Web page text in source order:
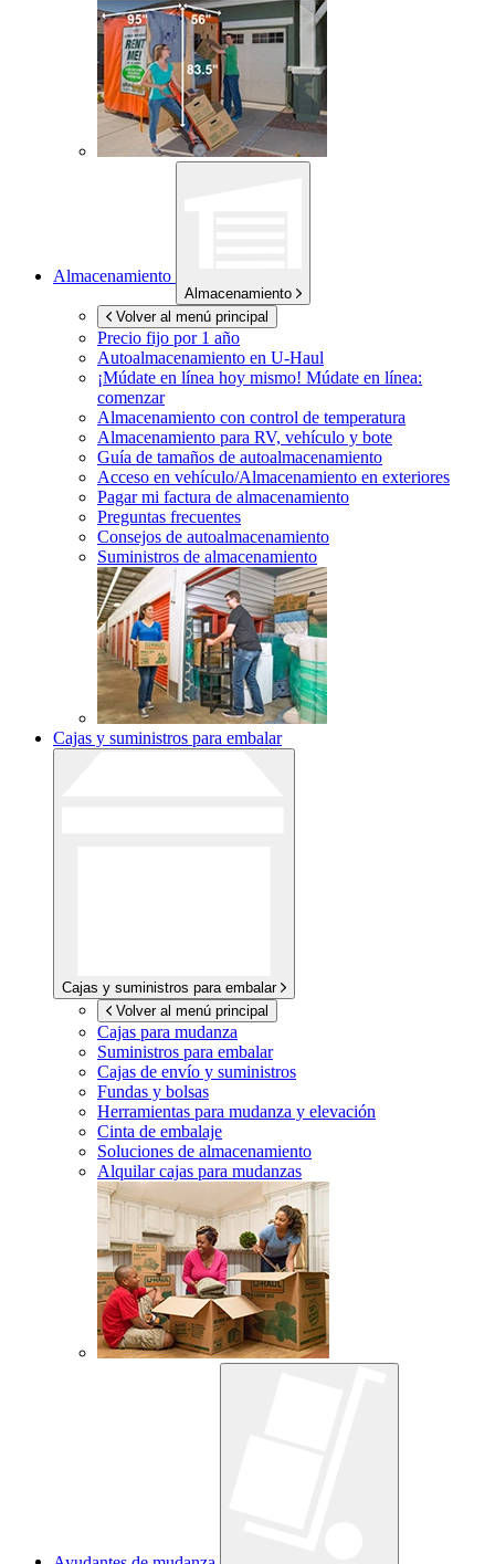
Almacenamiento
Almacenamiento
Volver al menú principal
Precio fijo por 1 año
Autoalmacenamiento en U-Haul
¡Múdate en línea hoy mismo! Múdate en línea:
comenzar
Almacenamiento con control de temperatura
Almacenamiento para RV, vehículo y bote
Guía de tamaños de autoalmacenamiento
Acceso en vehículo/Almacenamiento en exteriores
Pagar mi factura de almacenamiento
Preguntas frecuentes
Consejos de autoalmacenamiento
Suministros de almacenamiento
Cajas y suministros para embalar
Cajas y suministros para embalar
Volver al menú principal
Cajas para mudanza
Suministros para embalar
Cajas de envío y suministros
Fundas y bolsas
Herramientas para mudanza y elevación
Cinta de embalaje
Soluciones de almacenamiento
Alquilar cajas para mudanzas